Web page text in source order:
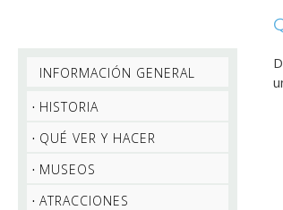
INFORMACIÓN GENERAL
HISTORIA
QUÉ VER Y HACER
MUSEOS
ATRACCIONES